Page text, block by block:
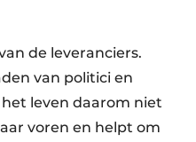
de leveranciers.
van politici en
leven daarom niet
voren en helpt om